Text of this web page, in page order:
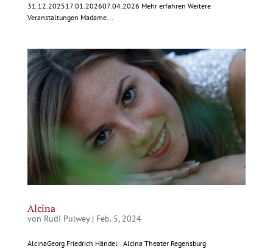
31.12.202517.01.202607.04.2026 Mehr erfahren Weitere
Veranstaltungen Madame...
Alcina
von Rudi Pulwey| Feb. 5, 2024
AlcinaGeorg Friedrich Händel Alcina Theater Regensburg